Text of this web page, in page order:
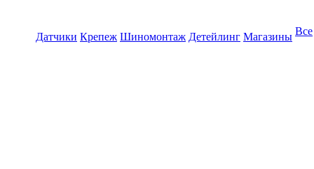
Датчики Крепеж Шиномонтаж Детейлинг Магазины Все